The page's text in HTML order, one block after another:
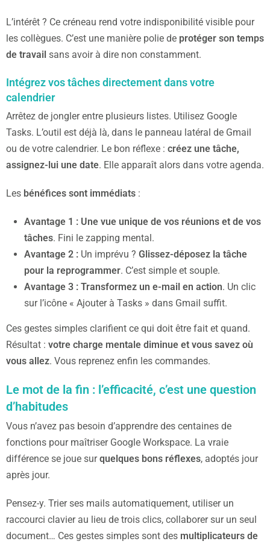
L’intérêt ? Ce créneau rend votre indisponibilité visible pour
les collègues. C’est une manière polie de protéger son temps
de travail sans avoir à dire non constamment.
Intégrez vos tâches directement dans votre
calendrier
Arrêtez de jongler entre plusieurs listes. Utilisez Google
Tasks. L’outil est déjà là, dans le panneau latéral de Gmail
ou de votre calendrier. Le bon réflexe : créez une tâche,
assignez-lui une date. Elle apparaît alors dans votre agenda.
Les bénéfices sont immédiats :
Avantage 1 : Une vue unique de vos réunions et de vos
tâches. Fini le zapping mental.
Avantage 2 : Un imprévu ? Glissez-déposez la tâche
pour la reprogrammer. C’est simple et souple.
Avantage 3 : Transformez un e-mail en action. Un clic
sur l’icône « Ajouter à Tasks » dans Gmail suffit.
Ces gestes simples clarifient ce qui doit être fait et quand.
Résultat : votre charge mentale diminue et vous savez où
vous allez. Vous reprenez enfin les commandes.
Le mot de la fin : l’efficacité, c’est une question
d’habitudes
Vous n’avez pas besoin d’apprendre des centaines de
fonctions pour maîtriser Google Workspace. La vraie
différence se joue surquelques bons réflexes, adoptés jour
après jour.
Pensez-y. Trier ses mails automatiquement, utiliser un
raccourci clavier au lieu de trois clics, collaborer sur un seul
document… Ces gestes simples sont des multiplicateurs de